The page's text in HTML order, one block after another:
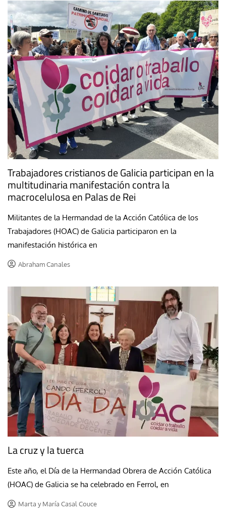
Trabajadores cristianos de Galicia participan en la
multitudinaria manifestación contra la
macrocelulosa en Palas de Rei
Militantes de la Hermandad de la Acción Católica de los
Trabajadores (HOAC) de Galicia participaron en la
manifestación histórica en
Abraham Canales
La cruz y la tuerca
Este año, el Día de la Hermandad Obrera de Acción Católica
(HOAC) de Galicia se ha celebrado en Ferrol, en
Marta y María Casal Couce